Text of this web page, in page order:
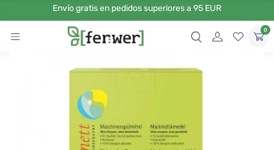
Envío gratis en pedidos superiores a 95 EUR
0